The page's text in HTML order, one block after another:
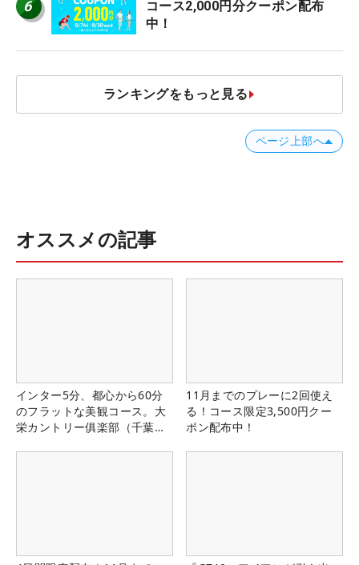
6
コース2,000円分クーポン配布
中！
ランキングをもっと見る
ページ上部へ
オススメの記事
インター5分、都心から60分
のフラットな美観コース。大
栄カントリー俱楽部（千葉
11月までのプレーに2回使え
る！コース限定3,500円クー
ポン配布中！